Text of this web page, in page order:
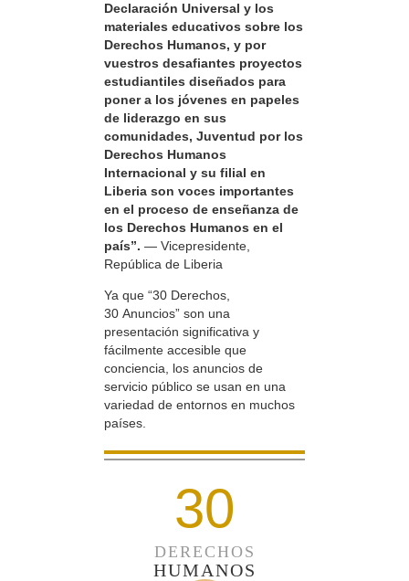
Declaración Universal y los
materiales educativos sobre los
Derechos Humanos, y por
vuestros desafiantes proyectos
estudiantiles diseñados para
poner a los jóvenes en papeles
de liderazgo en sus
comunidades, Juventud por los
Derechos Humanos
Internacional y su filial en
Liberia son voces importantes
en el proceso de enseñanza de
los Derechos Humanos en el
país”. — Vicepresidente,
República de Liberia
Ya que “30 Derechos,
30 Anuncios” son una
presentación significativa y
fácilmente accesible que
conciencia, los anuncios de
servicio público se usan en una
variedad de entornos en muchos
países.
30
DERECHOS
HUMANOS